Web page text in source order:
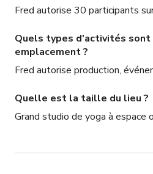
Fred autorise 30 participants
Quels types d'activités
emplacement ?
Fred autorise production,
Quelle est la taille du lieu ?
Grand studio de yoga à